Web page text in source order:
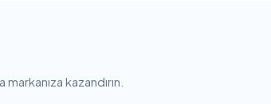
kazandırın.